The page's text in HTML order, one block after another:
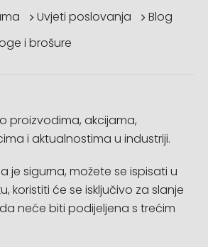
Uvjeti poslovanja
Blog
i brošure
proizvodima, akcijama,
i aktualnostima u industriji.
je sigurna, možete se ispisati u
koristiti će se isključivo za slanje
neće biti podijeljena s trećim